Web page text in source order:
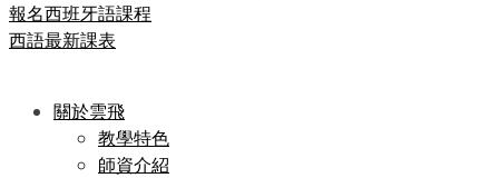
報名西班牙語課程
西語最新課表
關於雲飛
教學特色
師資介紹